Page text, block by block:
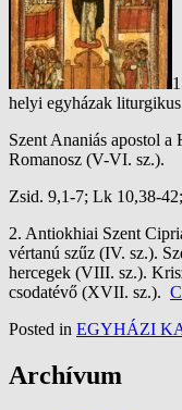
helyi egyházak
Szent Ananiás apostol
Romanosz (V-VI. sz.).
Zsid. 9,1-7; Lk 10,38-
2. Antiokhiai Szent
vértanú szűz (IV. sz.).
hercegek (VIII. sz.).
csodatévő (XVII. sz.).
Posted in EGYHÁZI
Archívum